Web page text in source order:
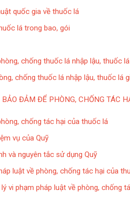
quốc gia về thuốc lá
lá trong bao, gói
chống thuốc lá nhập lậu, thuốc
chống thuốc lá nhập lậu, thuốc lá
ĐẢM ĐỂ PHÒNG, CHỐNG TÁC
chống tác hại của thuốc lá
vụ của Quỹ
và nguyên tắc sử dụng Quỹ
luật về phòng, chống tác hại của
vi phạm pháp luật về phòng, chống